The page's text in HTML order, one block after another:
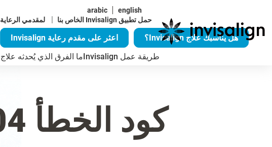
arabic
english
حمل تطبيق Invisalign الخاص بنا
| لمقدمي الرعاية
هل يناسبك علاج Invisalign؟
اعثر على مقدم رعاية Invisalign
طريقة عمل Invisalign
ما الفرق الذي يُحدثه علاج Invisalign؟
كود الخطأ 404